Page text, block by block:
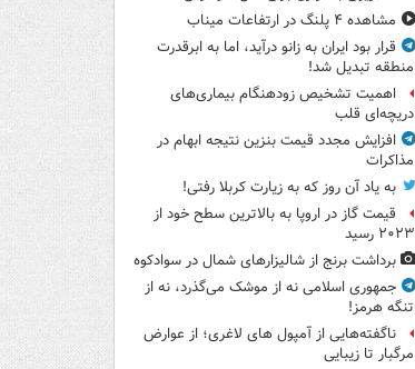
مشاهده ۴ پلنگ در ارتفاعات میناب
قرار بود ایران به زانو درآید، اما به ابرقدرت
منطقه تبدیل شد!
اهمیت تشخیص زودهنگام بیماری‌های
دریچه‌ای قلب
افزایش مجدد قیمت بنزین نتیجه ابهام در
مذاکرات
به یاد آن روز که به زیارت کربلا رفتی!
قیمت گاز در اروپا به بالاترین سطح خود از
۲۰۲۳ رسید
برداشت برنج از شالیزارهای شمال در سوادکوه
جمهوری اسلامی نه از موشک می‌گذرد، نه از
تنگه هرمز!
ناگفته‌هایی از آمپول های لاغری؛ از عوارض
مرگبار تا زیبایی